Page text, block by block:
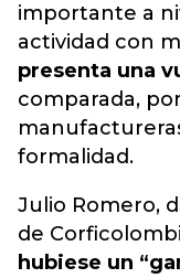
importante a
actividad con
presenta una
comparada,
formalidad.
Julio Romero,
de
hubiese un